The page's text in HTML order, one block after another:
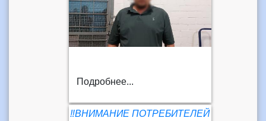
Подробнее...
‼️ВНИМАНИЕ ПОТРЕБИТЕЛЕЙ